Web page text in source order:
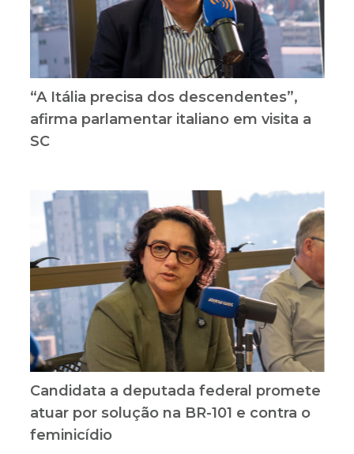
“A Itália precisa dos descendentes”,
afirma parlamentar italiano em visita a
SC
Candidata a deputada federal promete
atuar por solução na BR-101 e contra o
feminicídio